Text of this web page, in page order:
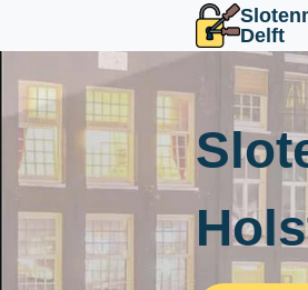
Delft